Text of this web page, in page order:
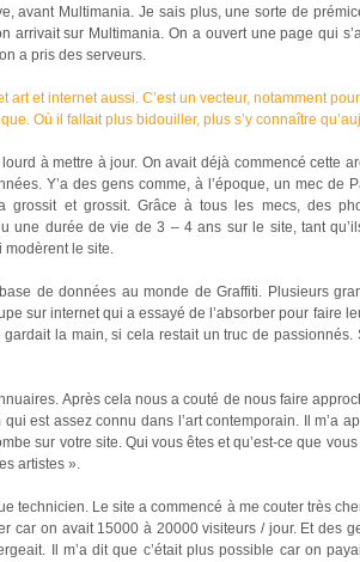
avant Multimania. Je sais plus, une sorte de
arrivait sur Multimania. On a ouvert une page qui
a pris des serveurs.
art et internet aussi. C’est un vecteur, notamment
Où il fallait plus bidouiller, plus s’y connaître
à mettre à jour. On avait déjà commencé cette
Y’a des gens comme, à l’époque, un mec de
et grossit. Grâce à tous les mecs, des
une durée de vie de 3 – 4 ans sur le site, tant
modèrent le site.
de données au monde de Graffiti. Plusieurs
sur internet qui a essayé de l’absorber pour faire
la main, si cela restait un truc de passionnés.
Après cela nous a couté de nous faire
est assez connu dans l’art contemporain. Il m’a
sur votre site. Qui vous êtes et qu’est-ce que
artistes ».
technicien. Le site a commencé à me couter très
car on avait 15000 à 20000 visiteurs / jour. Et des
Il m’a dit que c’était plus possible car on